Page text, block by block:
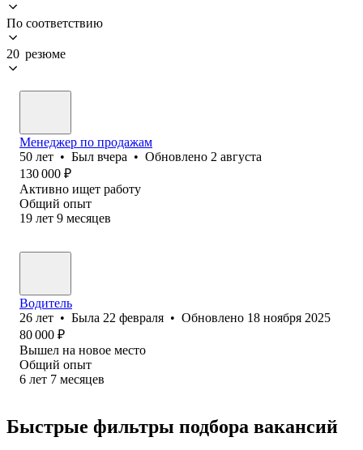
По соответствию
20 резюме
Менеджер по продажам
50 лет • Был вчера • Обновлено 2 августа
130 000 ₽
Активно ищет работу
Общий опыт
19 лет 9 месяцев
Водитель
26 лет • Была 22 февраля • Обновлено 18 ноября 2025
80 000 ₽
Вышел на новое место
Общий опыт
6 лет 7 месяцев
Быстрые фильтры подбора вакансий